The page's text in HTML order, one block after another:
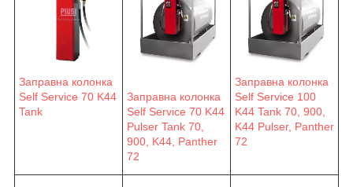
Заправна колонка
Self Service 70 K44
Tank
Заправна колонка
Self Service 70 K44
Pulser Tank 70,
900, K44, Panther
72
Заправна колонка
Self Service 100
K44 Tank 70, 900,
K44 Pulser, Panther
72